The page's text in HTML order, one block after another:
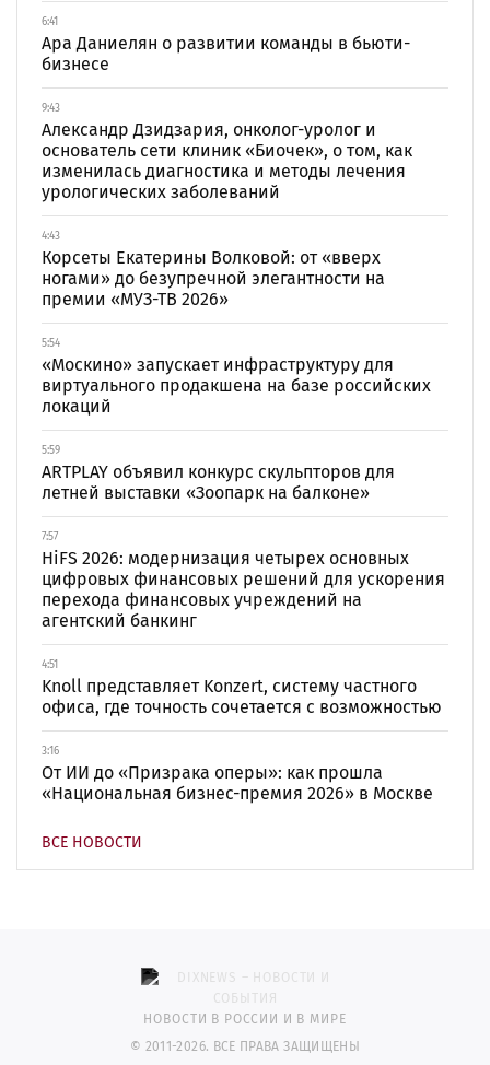
6:41
Ара Даниелян о развитии команды в бьюти-
бизнесе
9:43
Александр Дзидзария, онколог-уролог и
основатель сети клиник «Биочек», о том, как
изменилась диагностика и методы лечения
урологических заболеваний
4:43
Корсеты Екатерины Волковой: от «вверх
ногами» до безупречной элегантности на
премии «МУЗ-ТВ 2026»
5:54
«Москино» запускает инфраструктуру для
виртуального продакшена на базе российских
локаций
5:59
ARTPLAY объявил конкурс скульпторов для
летней выставки «Зоопарк на балконе»
7:57
HiFS 2026: модернизация четырех основных
цифровых финансовых решений для ускорения
перехода финансовых учреждений на
агентский банкинг
4:51
Knoll представляет Konzert, систему частного
офиса, где точность сочетается с возможностью
3:16
От ИИ до «Призрака оперы»: как прошла
«Национальная бизнес-премия 2026» в Москве
ВСЕ НОВОСТИ
НОВОСТИ В РОССИИ И В МИРЕ
© 2011-2026. ВСЕ ПРАВА ЗАЩИЩЕНЫ